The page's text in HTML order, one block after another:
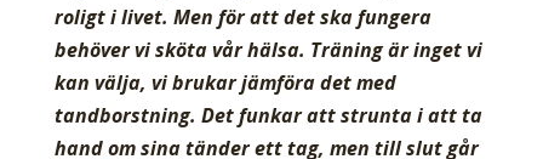
roligt i livet. Men för att det ska fungera
behöver vi sköta vår hälsa. Träning är inget vi
kan välja, vi brukar jämföra det med
tandborstning. Det funkar att strunta i att ta
hand om sina tänder ett tag, men till slut går